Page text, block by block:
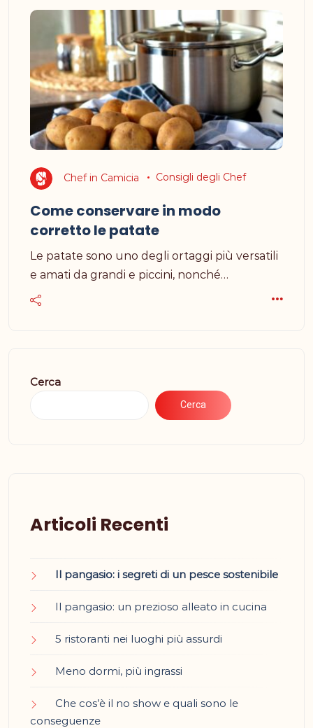
Chef in Camicia Consigli degli Chef
Come conservare in modo
corretto le patate
Le patate sono uno degli ortaggi più versatili
e amati da grandi e piccini, nonché…
Cerca
Cerca
Articoli Recenti
Il pangasio: i segreti di un pesce sostenibile
Il pangasio: un prezioso alleato in cucina
5 ristoranti nei luoghi più assurdi
Meno dormi, più ingrassi
Che cos’è il no show e quali sono le
conseguenze